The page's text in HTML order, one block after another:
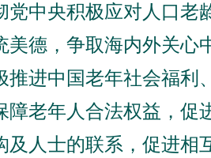
党中央积极应对人口老
美德，争取海内外关心
推进中国老年社会福利
障老年人合法权益，促
人士的联系，促进相